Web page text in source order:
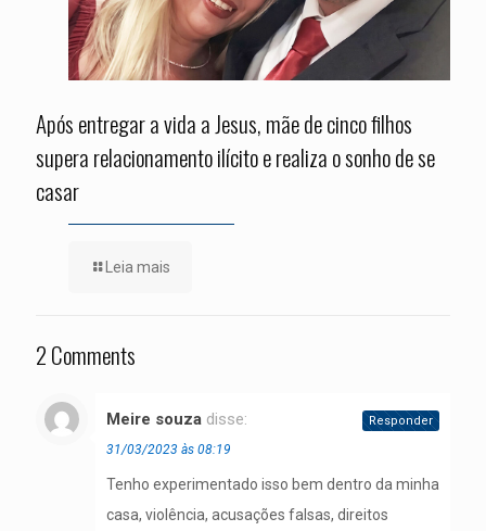
Após entregar a vida a Jesus, mãe de cinco filhos
supera relacionamento ilícito e realiza o sonho de se
casar
Leia mais
2 Comments
Meire souza disse:
31/03/2023 às 08:19
Tenho experimentado isso bem dentro da minha
casa, violência, acusações falsas, direitos
Responder